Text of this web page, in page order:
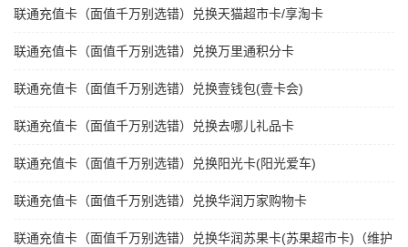
联通充值卡（面值千万别选错）兑换天猫超市卡/享淘卡
联通充值卡（面值千万别选错）兑换万里通积分卡
联通充值卡（面值千万别选错）兑换壹钱包(壹卡会)
联通充值卡（面值千万别选错）兑换去哪儿礼品卡
联通充值卡（面值千万别选错）兑换阳光卡(阳光爱车)
联通充值卡（面值千万别选错）兑换华润万家购物卡
联通充值卡（面值千万别选错）兑换华润苏果卡(苏果超市卡)（维护